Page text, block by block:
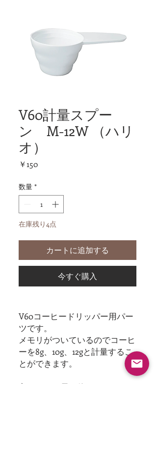
V60計量スプー
ン M-12W （ハリ
オ）
￥150価
数量 *
在庫残り4点
カートに追加する
今すぐ購入
V60コーヒードリッパー用パー
ツです。
メモリがついているのでコーヒ
ーを8g、10g、12gと計量するこ
とができます。
良いものを長く使っていただく